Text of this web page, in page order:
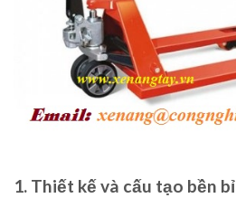
1. Thiết kế và cấu tạo bền bỉ